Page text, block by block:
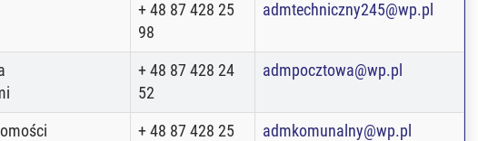
+ 48 87 428 25
98
admtechniczny245@wp.pl
+ 48 87 428 24
52
admpocztowa@wp.pl
+ 48 87 428 25
admkomunalny@wp.pl